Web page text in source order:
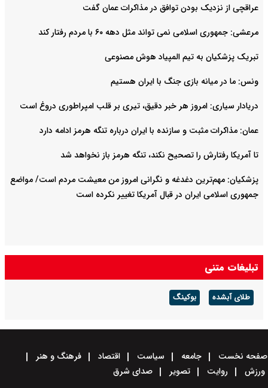
عراقچی از نزدیک بودن توافق در مذاکرات عمان گفت
مرعشی: جمهوری اسلامی نمی تواند مثل دهه ۶۰ با مردم رفتار کند
تبریک پزشکیان به تیم المپیاد هوش مصنوعی
ونس: ما در میانه بازی جنگ با ایران هستیم
دریادار سیاری: امروز هر خبر دقیق، تیری بر قلب امپراطوری دروغ است
عمان: مذاکرات مثبت و سازنده با ایران درباره تنگه هرمز ادامه دارد
تا آمریکا رفتارش را تصحیح نکند، تنگه هرمز باز نخواهد شد
پزشکیان: مهم‌ترین دغدغه و نگرانی امروز من معیشت مردم است/ مواضع
جمهوری اسلامی ایران در قبال آمریکا تغییر نکرده است
تبلیغات متنی
طلای آبشده بوکینگ
صفحه نخست جامعه سیاست اقتصاد
فرهنگ و هنر
ورزش
روایت تصویر صدای شرق